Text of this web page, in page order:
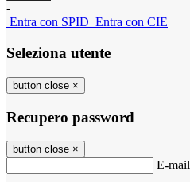
-
Entra con SPID Entra con CIE
Seleziona utente
button close ×
Recupero password
button close ×
E-mail